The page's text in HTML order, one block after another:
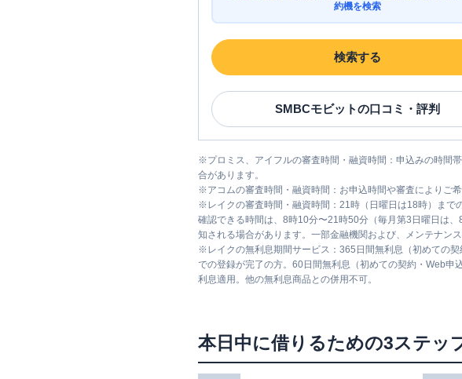
約機を検索
検索する
SMBCモビットの口コミ・評判
※プロミス、アイフルの審査時間・融資時間：申込みの時間
合があります。
※アコムの審査時間・融資時間：お申込時間や審査によりご
※ レイクの審査時間・融資時間：21時（日曜日は18時）ま
確認できる時間は、8時10分〜21時50分（毎月第3日曜日は
知される場合があります。一部金融機関および、メンテナンス
※ レイクの無利息期間サービス：365日間無利息（初めての
での登録が完了の方。60日間無利息（初めての契約・Web
利息適用。他の無利息商品との併用不可。
本日中に借りるための3ステッ